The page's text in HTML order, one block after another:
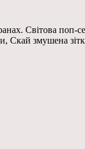
Світова поп-
Скай змушена